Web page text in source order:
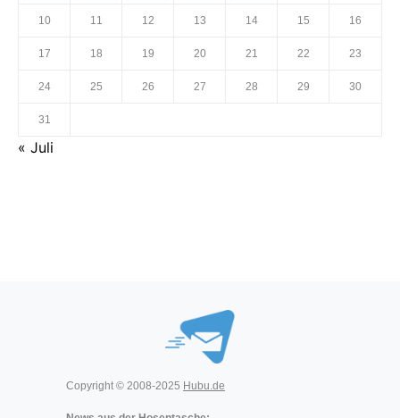
10 11 12 13 14 15 16
17 18 19 20 21 22 23
24 25 26 27 28 29 30
31
« Juli
Copyright © 2008-2025 Hubu.de